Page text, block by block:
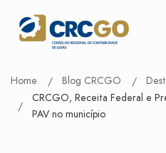
Home Blog CRCGO
CRCGO, Receita Federal e
PAV no município